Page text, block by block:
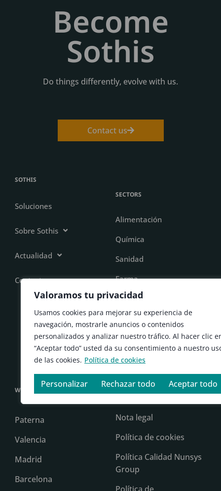
Valoramos tu privacidad
Usamos cookies para mejorar su experiencia de
navegación, mostrarle anuncios o contenidos
personalizados y analizar nuestro tráfico. Al hacer clic
“Aceptar todo” usted da su consentimiento a nuestro
de las cookies. Política de cookies
Personalizar Rechazar todo Aceptar todo
Become
Sothis
Do things differently, evolve with us.
Contact us
SOTHIS
Soluciones
Sobre Sothis
Actualidad
Contacto
SECTORS
Alimentación
Química
Sanidad
Farma
Manufacturing
Construcción
Logística
Servicios profesionales
WHERE TO FIND US
Paterna
Valencia
Madrid
Barcelona
LEGAL
Nota legal
Política de cookies
Política Calidad Nunsys
Group
Política de